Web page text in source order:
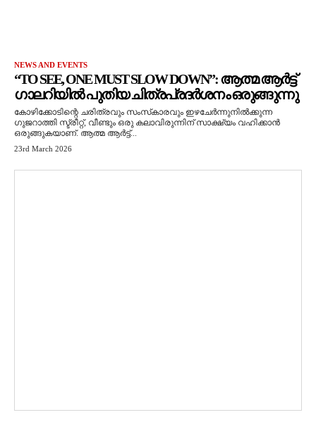
NEWS AND EVENTS
“TO SEE, ONE MUST SLOW DOWN”: ആത്മ ആർട്ട്
ഗാലറിയിൽ പുതിയ ചിത്രപ്രദർശനം ഒരുങ്ങുന്നു
കോഴിക്കോടിന്റെ ചരിത്രവും സംസ്‌കാരവും ഇഴചേർന്നുനിൽക്കുന്ന
ഗുജറാത്തി സ്ട്രീറ്റ്, വീണ്ടും ഒരു കലാവിരുന്നിന് സാക്ഷ്യം വഹിക്കാൻ
ഒരുങ്ങുകയാണ്. ആത്മ ആർട്ട്...
23rd March 2026